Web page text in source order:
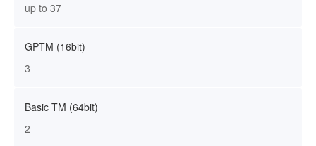
up to 37
GPTM (16bit)
3
Basic TM (64bit)
2